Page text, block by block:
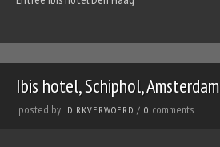
Ibis hotel, Schiphol, Amsterdam
posted by DIRKVERWOERD / 0 comments